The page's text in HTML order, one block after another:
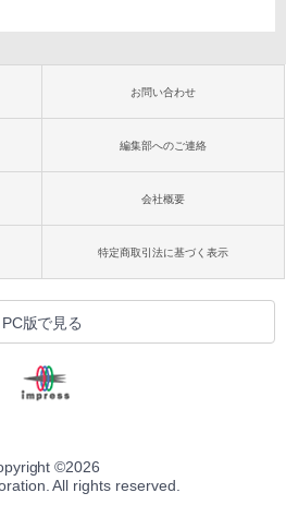
お問い合わせ
編集部へのご連絡
会社概要
特定商取引法に基づく表示
PC版で見る
©2026
All rights reserved.